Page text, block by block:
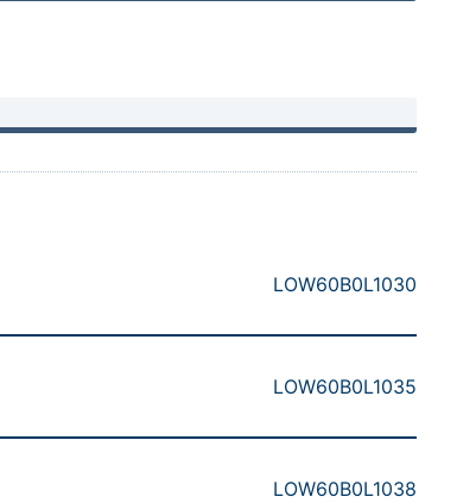
LOW60B0L1030
LOW60B0L1035
LOW60B0L1038